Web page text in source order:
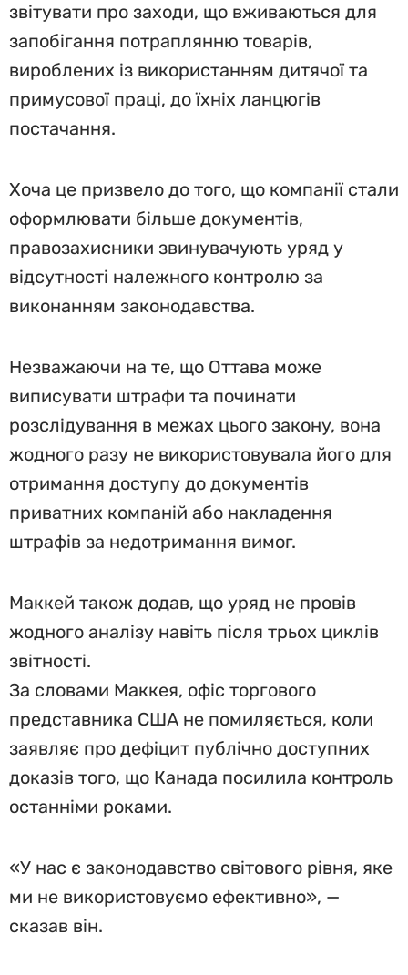
звітувати про заходи, що вживаються для
запобігання потраплянню товарів,
вироблених із використанням дитячої та
примусової праці, до їхніх ланцюгів
постачання.
Хоча це призвело до того, що компанії стали
оформлювати більше документів,
правозахисники звинувачують уряд у
відсутності належного контролю за
виконанням законодавства.
Незважаючи на те, що Оттава може
виписувати штрафи та починати
розслідування в межах цього закону, вона
жодного разу не використовувала його для
отримання доступу до документів
приватних компаній або накладення
штрафів за недотримання вимог.
Маккей також додав, що уряд не провів
жодного аналізу навіть після трьох циклів
звітності.
За словами Маккея, офіс торгового
представника США не помиляється, коли
заявляє про дефіцит публічно доступних
доказів того, що Канада посилила контроль
останніми роками.
«У нас є законодавство світового рівня, яке
ми не використовуємо ефективно», —
сказав він.